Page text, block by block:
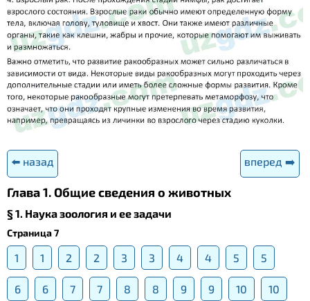
⬅️ назад вперед ➡️
Глава 1. Общие сведения о животных
§ 1. Наука зоология и ее задачи
Страница 7
1 1 2 2 3 3 4 4 5 5
6 6 7 7 8 8 9 9 10
10